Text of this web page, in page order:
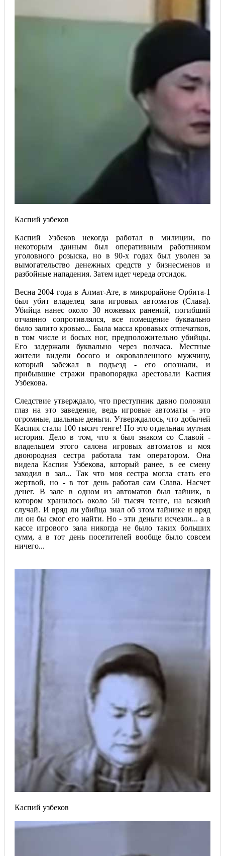
Каспий узбеков
Каспий Узбеков некогда работал в милиции, по
некоторым данным был оперативным работником
уголовного розыска, но в 90-х годах был уволен за
вымогательство денежных средств у бизнесменов и
разбойные нападения. Затем идет череда отсидок.
Весна 2004 года в Алмат-Ате, в микрорайоне Орбита-1
был убит владелец зала игровых автоматов (Слава).
Убийца нанес около 30 ножевых ранений, погибший
отчаянно сопротивлялся, все помещение буквально
было залито кровью... Была масса кровавых отпечатков,
в том числе и босых ног, предположительно убийцы.
Его задержали буквально через полчаса. Местные
жители видели босого и окровавленного мужчину,
который забежал в подъезд - его опознали, и
прибывшие стражи правопорядка арестовали Каспия
Узбекова.
Следствие утверждало, что преступник давно положил
глаз на это заведение, ведь игровые автоматы - это
огромные, шальные деньги. Утверждалось, что добычей
Каспия стали 100 тысяч тенге! Но это отдельная мутная
история. Дело в том, что я был знаком со Славой -
владельцем этого салона игровых автоматов и моя
двоюродная сестра работала там оператором. Она
видела Каспия Узбекова, который ранее, в ее смену
заходил в зал... Так что моя сестра могла стать его
жертвой, но - в тот день работал сам Слава. Насчет
денег. В зале в одном из автоматов был тайник, в
котором хранилось около 50 тысяч тенге, на всякий
случай. И вряд ли убийца знал об этом тайнике и вряд
ли он бы смог его найти. Но - эти деньги исчезли... а в
кассе игрового зала никогда не было таких больших
сумм, а в тот день посетителей вообще было совсем
ничего...
Каспий узбеков